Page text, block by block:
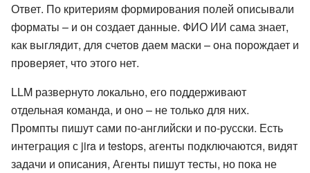
Ответ. По критериям формирования полей описывали
форматы – и он создает данные. ФИО ИИ сама знает,
как выглядит, для счетов даем маски – она порождает и
проверяет, что этого нет.
LLM развернуто локально, его поддерживают
отдельная команда, и оно – не только для них.
Промпты пишут сами по-английски и по-русски. Есть
интеграция с jira и testops, агенты подключаются, видят
задачи и описания, Агенты пишут тесты, но пока не